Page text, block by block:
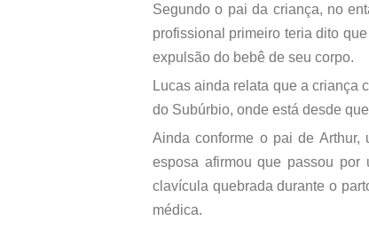
Segundo o pai da criança, no
profissional primeiro teria dito
expulsão do bebê de seu corpo.
Lucas ainda relata que a criança
do Subúrbio, onde está desde
Ainda conforme o pai de
esposa afirmou que passou
clavícula quebrada durante o
médica.